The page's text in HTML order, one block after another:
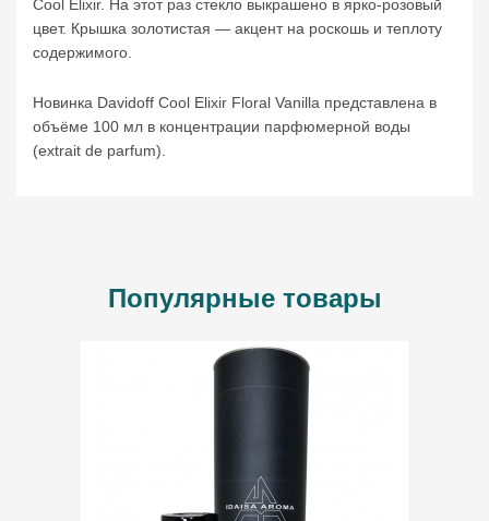
ВВЕДИТЕ И НАЖМИТЕ ENTER
Cool Elixir. На этот раз стекло выкрашено в ярко-розовый
цвет. Крышка золотистая — акцент на роскошь и теплоту
содержимого.
Новинка Davidoff Cool Elixir Floral Vanilla представлена в
объёме 100 мл в концентрации парфюмерной воды
(extrait de parfum).
Популярные товары